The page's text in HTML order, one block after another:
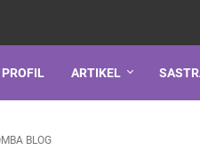
PROFIL ARTIKEL
BLOG